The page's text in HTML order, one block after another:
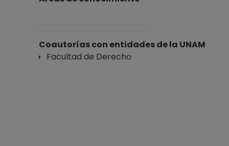
Coautorías con entidades de la UNAM
Facultad de Derecho